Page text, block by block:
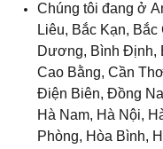
Chúng tôi đang ở
Liêu, Bắc Kạn, Bắc
Dương, Bình Định,
Cao Bằng, Cần
Điện Biên, Đồng
Hà Nam, Hà Nội,
Phòng, Hòa Bình,